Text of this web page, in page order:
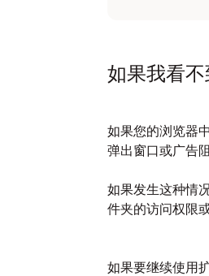
如果我看
如果您的浏览器
弹出窗口或广告
如果发生这种情
件夹的访问权限
如果要继续使用